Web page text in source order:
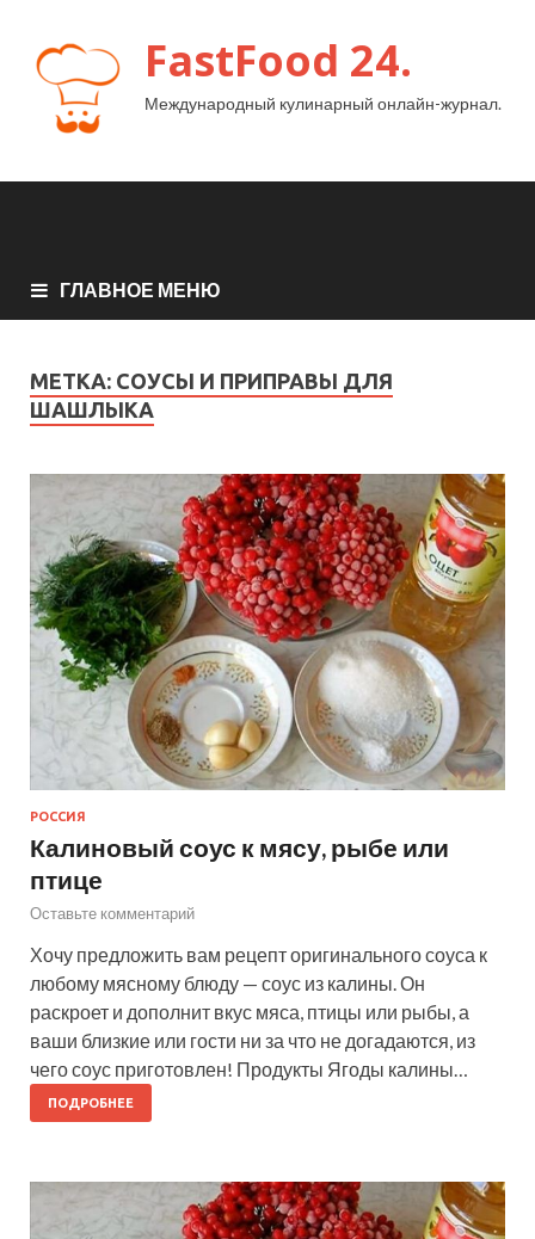
FastFood 24.
Международный кулинарный онлайн-журнал.
ГЛАВНОЕ МЕНЮ
МЕТКА: СОУСЫ И ПРИПРАВЫ ДЛЯ
ШАШЛЫКА
РОССИЯ
Калиновый соус к мясу, рыбе или
птице
Оставьте комментарий
Хочу предложить вам рецепт оригинального соуса к
любому мясному блюду — соус из калины. Он
раскроет и дополнит вкус мяса, птицы или рыбы, а
ваши близкие или гости ни за что не догадаются, из
чего соус приготовлен! Продукты Ягоды калины…
ПОДРОБНЕЕ